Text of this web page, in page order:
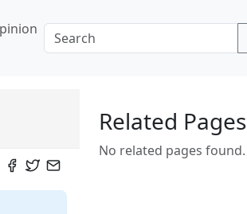
Related Pages
No related pages found.